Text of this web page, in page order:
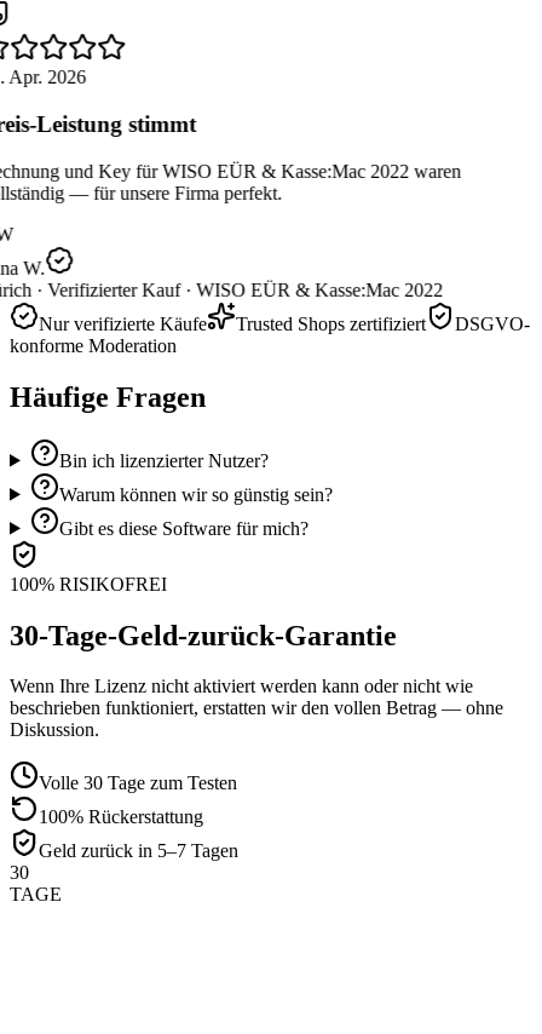
Apr. 2026
Leistung stimmt
und Key für WISO EÜR & Kasse:Mac 2022 waren
— für unsere Firma perfekt.
W.
· Verifizierter Kauf · WISO EÜR & Kasse:Mac 2022
Nur verifizierte Käufe
Trusted Shops zertifiziert
DSGVO-
konforme Moderation
Häufige Fragen
Bin ich lizenzierter Nutzer?
Warum können wir so günstig sein?
Gibt es diese Software für mich?
100% RISIKOFREI
30-Tage-Geld-zurück-Garantie
Wenn Ihre Lizenz nicht aktiviert werden kann oder nicht wie
beschrieben funktioniert, erstatten wir den vollen Betrag — ohne
Diskussion.
Volle 30 Tage zum Testen
100% Rückerstattung
Geld zurück in 5–7 Tagen
30
TAGE